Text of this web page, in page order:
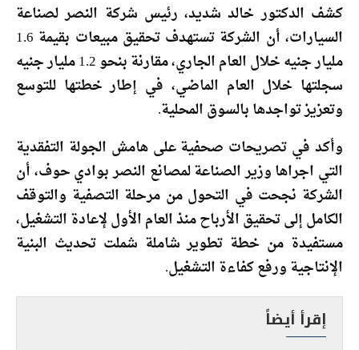
كشف الدكتور خالد شديد، رئيس شركة النصر لصناعة
السيارات، أن الشركة تستهدف تحقيق مبيعات بقيمة 1.6
مليار جنيه خلال العام الجاري، مقارنة بنحو 1.2 مليار جنيه
سجلتها خلال العام الماضي، في إطار خطتها للتوسع
وتعزيز تواجدها بالسوق المحلية.
وأكد في تصريحات صحفية على هامش الجولة التفقدية
التي اجراها وزير الصناعة لمصانع النصر بوادي حوف، أن
الشركة نجحت في التحول من مرحلة التصفية والتوقف
الكامل إلى تحقيق الأرباح منذ العام الأول لإعادة التشغيل،
مستفيدة من خطة تطوير شاملة شملت تحديث البنية
الإنتاجية ورفع كفاءة التشغيل.
إقرأ أيضاً